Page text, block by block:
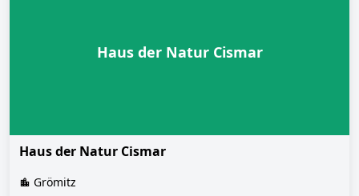
Haus der Natur Cismar
Haus der Natur Cismar
Grömitz